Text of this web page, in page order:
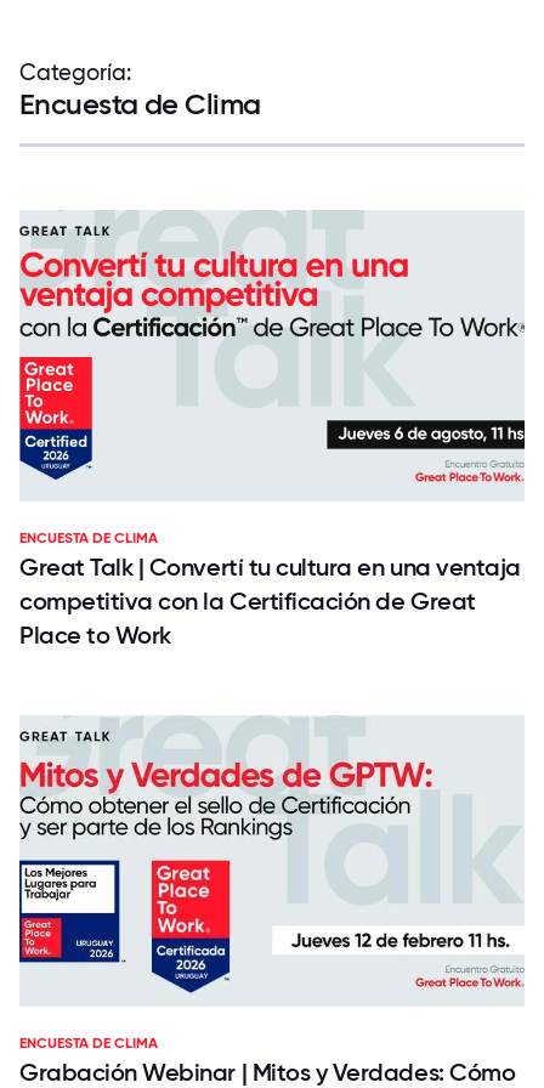
Categoría:
Encuesta de Clima
ENCUESTA DE CLIMA
Great Talk | Convertí tu cultura en una ventaja
competitiva con la Certificación de Great
Place to Work
ENCUESTA DE CLIMA
Grabación Webinar | Mitos y Verdades: Cómo